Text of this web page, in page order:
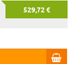
529,72 €